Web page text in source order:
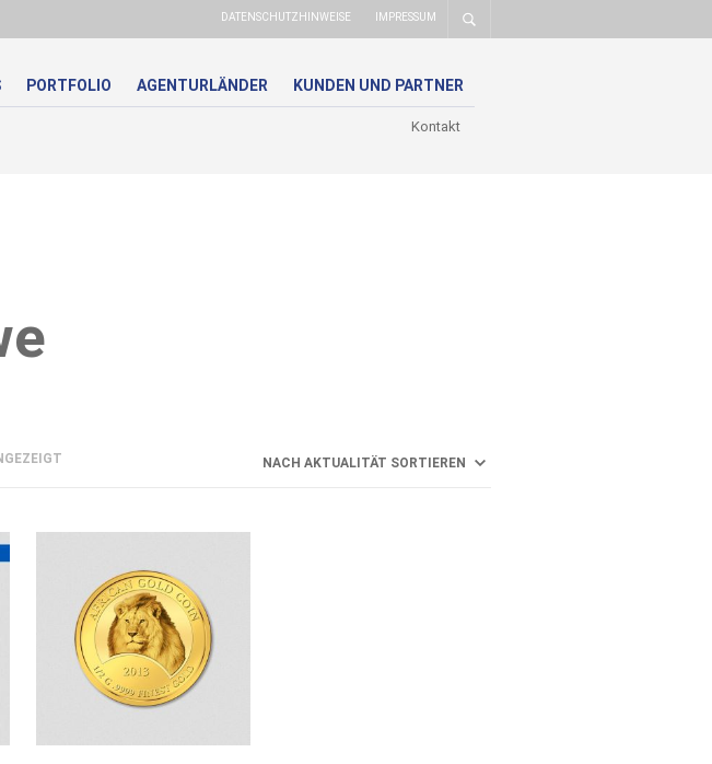
DATENSCHUTZHINWEISE IMPRESSUM
PORTFOLIO AGENTURLÄNDER KUNDEN UND PARTNER
Kontakt